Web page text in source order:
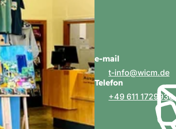
e-mail
t-info
wicm de
Telefon
+49 611 1729930